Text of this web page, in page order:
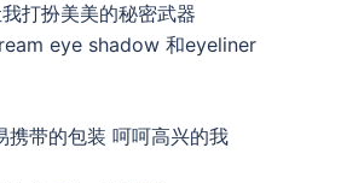
打扮美美的秘密武器
eye shadow 和eyeliner
携带的包装 呵呵高兴的我